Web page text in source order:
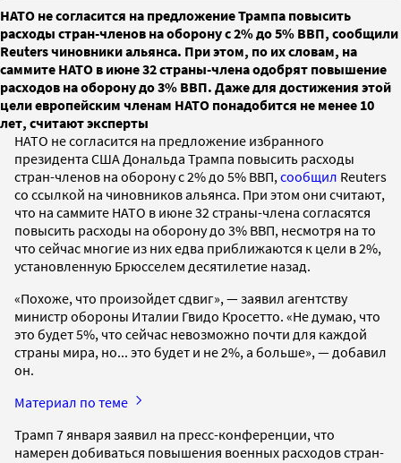
НАТО не согласится на предложение Трампа повысить
расходы стран-членов на оборону с 2% до 5% ВВП, сообщили
Reuters чиновники альянса. При этом, по их словам, на
саммите НАТО в июне 32 страны-члена одобрят повышение
расходов на оборону до 3% ВВП. Даже для достижения этой
цели европейским членам НАТО понадобится не менее 10
лет, считают эксперты
НАТО не согласится на предложение избранного
президента США Дональда Трампа повысить расходы
стран-членов на оборону с 2% до 5% ВВП, сообщил Reuters
со ссылкой на чиновников альянса. При этом они считают,
что на саммите НАТО в июне 32 страны-члена согласятся
повысить расходы на оборону до 3% ВВП, несмотря на то
что сейчас многие из них едва приближаются к цели в 2%,
установленную Брюсселем десятилетие назад.
«Похоже, что произойдет сдвиг», — заявил агентству
министр обороны Италии Гвидо Кросетто. «Не думаю, что
это будет 5%, что сейчас невозможно почти для каждой
страны мира, но... это будет и не 2%, а больше», — добавил
он.
Материал по теме
Трамп 7 января заявил на пресс-конференции, что
намерен добиваться повышения военных расходов стран-